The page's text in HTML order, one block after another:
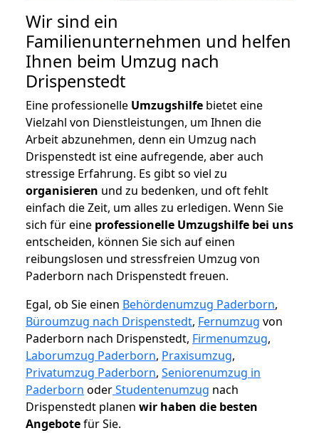
Wir sind ein
Familienunternehmen und helfen
Ihnen beim Umzug nach
Drispenstedt
Eine professionelle Umzugshilfe bietet eine
Vielzahl von Dienstleistungen, um Ihnen die
Arbeit abzunehmen, denn ein Umzug nach
Drispenstedt ist eine aufregende, aber auch
stressige Erfahrung. Es gibt so viel zu
organisieren und zu bedenken, und oft fehlt
einfach die Zeit, um alles zu erledigen. Wenn Sie
sich für eine professionelle Umzugshilfe bei uns
entscheiden, können Sie sich auf einen
reibungslosen und stressfreien Umzug von
Paderborn nach Drispenstedt freuen.
Egal, ob Sie einen Behördenumzug Paderborn,
Büroumzug nach Drispenstedt, Fernumzug von
Paderborn nach Drispenstedt, Firmenumzug,
Laborumzug Paderborn, Praxisumzug,
Privatumzug Paderborn, Seniorenumzug in
Paderborn oderStudentenumzug nach
Drispenstedt planen wir haben die besten
Angebotefür Sie.